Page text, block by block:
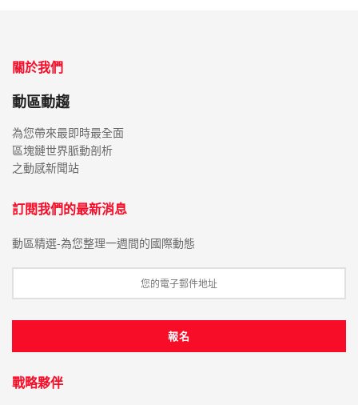
關於我們
動區動趨
為您帶來最即時最全面
區塊鏈世界脈動剖析
之動感新聞站
訂閱我們的最新消息
動區精選-為您整理一週間的國際動態
戰略夥伴